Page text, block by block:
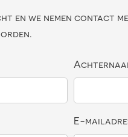
en we nemen contact
E-